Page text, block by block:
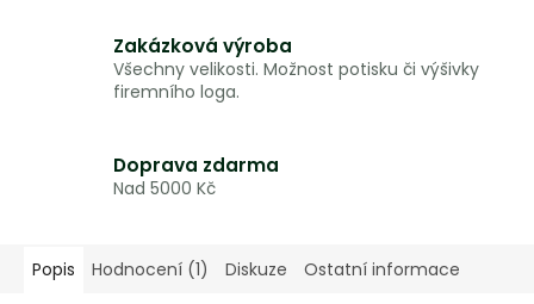
Zakázková výroba
Všechny velikosti. Možnost potisku či výšivky
firemního loga.
Doprava zdarma
Nad 5000 Kč
Popis Hodnocení (1) Diskuze Ostatní informace